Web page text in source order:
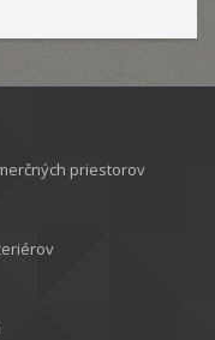
priestorov